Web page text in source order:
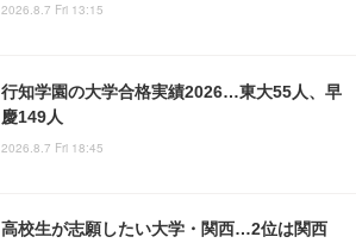
2026.8.7 Fri 13:15
行知学園の大学合格実績2026…東大55人、早
慶149人
2026.8.7 Fri 18:45
高校生が志願したい大学・関西…2位は関西